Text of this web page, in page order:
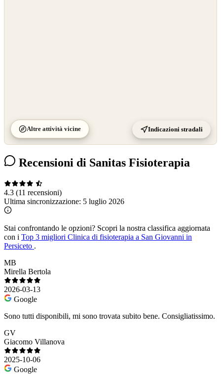
Altre attività vicine Indicazioni stradali
Recensioni di Sanitas Fisioterapia
4.3 (11 recensioni)
Ultima sincronizzazione: 5 luglio 2026
Stai confrontando le opzioni? Scopri la nostra classifica aggiornata
con i Top 3 migliori Clinica di fisioterapia a San Giovanni in
Persiceto .
MB
Mirella Bertola
2026-03-13
Google
Sono tutti disponibili, mi sono trovata subito bene. Consigliatissimo.
GV
Giacomo Villanova
2025-10-06
Google